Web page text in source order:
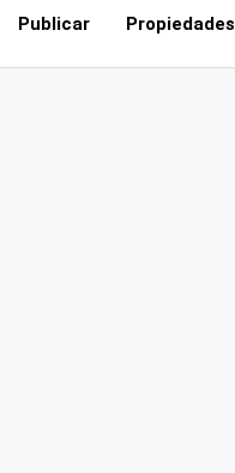
Publicar Propiedades